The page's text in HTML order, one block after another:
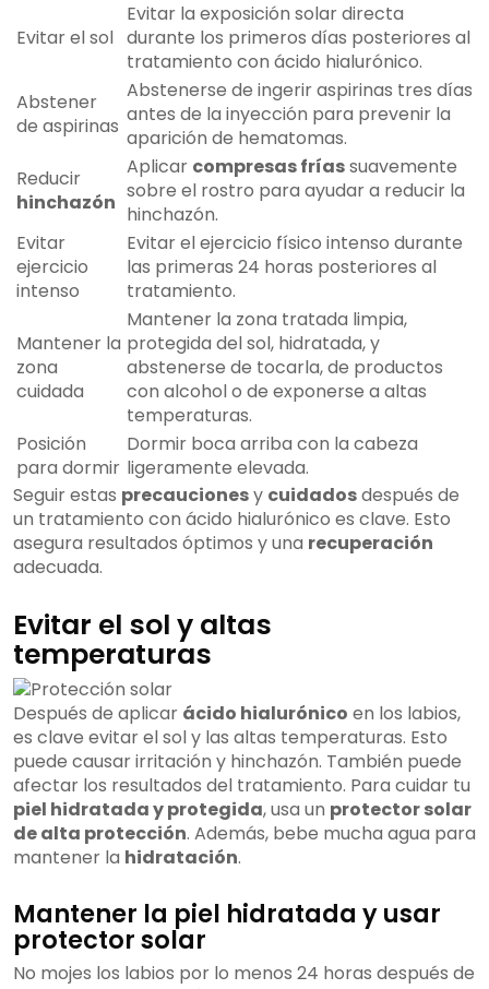
Evitar el sol
Evitar la exposición solar directa
durante los primeros días posteriores al
tratamiento con ácido hialurónico.
Abstener
de aspirinas
Abstenerse de ingerir aspirinas tres días
antes de la inyección para prevenir la
aparición de hematomas.
Reducir
hinchazón
Aplicar compresas fríassuavemente
sobre el rostro para ayudar a reducir la
hinchazón.
Evitar
ejercicio
intenso
Evitar el ejercicio físico intenso durante
las primeras 24 horas posteriores al
tratamiento.
Mantener la
zona
cuidada
Mantener la zona tratada limpia,
protegida del sol, hidratada, y
abstenerse de tocarla, de productos
con alcohol o de exponerse a altas
temperaturas.
Posición
para dormir
Dormir boca arriba con la cabeza
ligeramente elevada.
Seguir estas precaucionesy cuidadosdespués de
un tratamiento con ácido hialurónico es clave. Esto
asegura resultados óptimos y una recuperación
adecuada.
Evitar el sol y altas
temperaturas
Después de aplicar ácido hialurónico en los labios,
es clave evitar el sol y las altas temperaturas. Esto
puede causar irritación y hinchazón. También puede
afectar los resultados del tratamiento. Para cuidar tu
piel hidratada y protegida, usa un protector solar
de alta protección. Además, bebe mucha agua para
mantener la hidratación.
Mantener la piel hidratada y usar
protector solar
No mojes los labios por lo menos 24 horas después de